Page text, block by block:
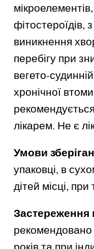
виникнення
перебігу при
вегето-
хронічної
лікарем. Не є
Умови
упаковці, в
дітей місці,
Застереження
рекомендовано